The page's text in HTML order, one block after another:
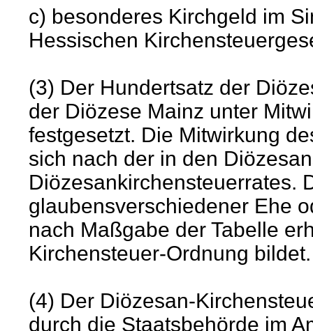
c) besonderes Kirchgeld im
Hessischen
(3) Der Hundertsatz der
der Diözese Mainz unter
festgesetzt. Die Mitwirkung
sich nach der in den
Diözesankirchensteuerrates.
glaubensverschiedener Ehe
nach Maßgabe der Tabelle
Kirchensteuer-Ordnung bildet.
(4) Der Diözesan-
durch die Staatsbehörde im